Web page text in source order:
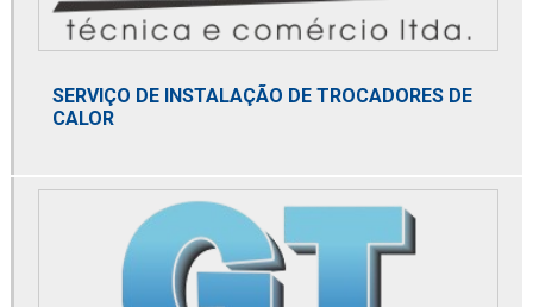
Distribuidor de bomba de alta pressão
Distribuidor de bomba de pistão axial
Distribuidor de domnick hunter
Distribuidor de dry cooler
Distribuidor de elemento microbiológico
SERVIÇO DE INSTALAÇÃO DE TROCADORES DE
CALOR